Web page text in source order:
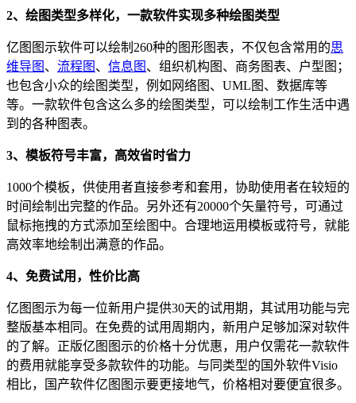
2、绘图类型多样化，一款软件实现多种绘图类型
亿图图示软件可以绘制260种的图形图表，不仅包含常用的思
维导图 、 流程图 、 信息图 、组织机构图、商务图表、户型图；
也包含小众的绘图类型，例如网络图、UML图、数据库等
等。一款软件包含这么多的绘图类型，可以绘制工作生活中遇
到的各种图表。
3、模板符号丰富，高效省时省力
1000个模板，供使用者直接参考和套用，协助使用者在较短的
时间绘制出完整的作品。另外还有20000个矢量符号，可通过
鼠标拖拽的方式添加至绘图中。合理地运用模板或符号，就能
高效率地绘制出满意的作品。
4、免费试用，性价比高
亿图图示为每一位新用户提供30天的试用期，其试用功能与完
整版基本相同。在免费的试用周期内，新用户足够加深对软件
的了解。正版亿图图示的价格十分优惠，用户仅需花一款软件
的费用就能享受多款软件的功能。与同类型的国外软件Visio
相比，国产软件亿图图示要更接地气，价格相对要便宜很多。